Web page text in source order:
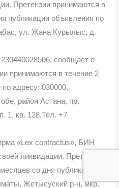
Претензии принимаются в
публикации объявления по
ул. Жана Курылыс, д.
сообщает о
принимаются в течение 2
адресу: 030000,
район Астана, пр.
1, кв. 128.Тел. +7
«Lex contractus», БИН
ликвидации. Претензии
со дня публикации
Жетысуский р-н, мкр.